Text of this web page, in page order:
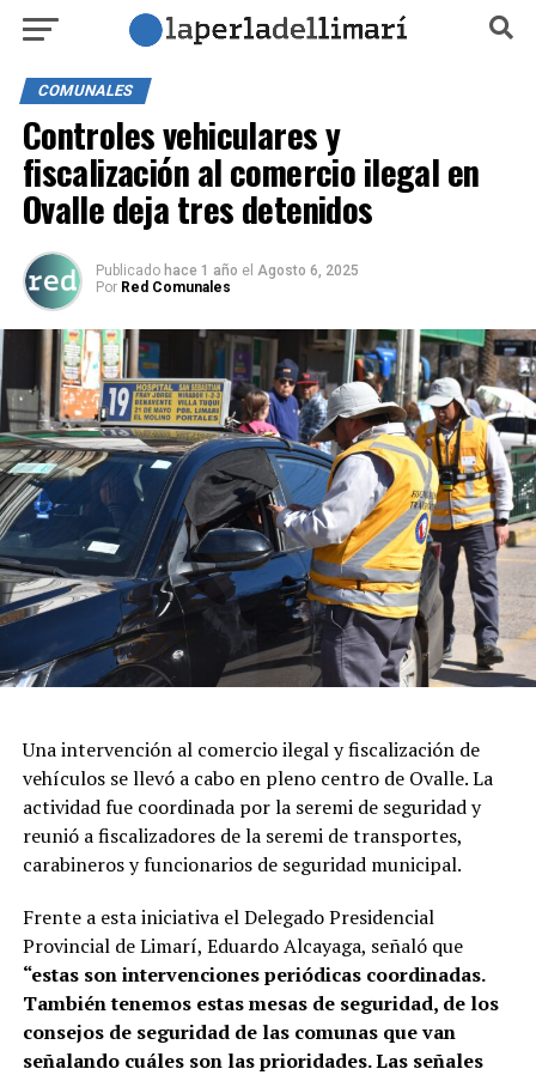
COMUNALES
Controles vehiculares y
fiscalización al comercio ilegal en
Ovalle deja tres detenidos
Publicado hace 1 año el Agosto 6, 2025
Por Red Comunales
Una intervención al comercio ilegal y fiscalización de
vehículos se llevó a cabo en pleno centro de Ovalle. La
actividad fue coordinada por la seremi de seguridad y
reunió a fiscalizadores de la seremi de transportes,
carabineros y funcionarios de seguridad municipal.
Frente a esta iniciativa el Delegado Presidencial
Provincial de Limarí, Eduardo Alcayaga, señaló que
“estas son intervenciones periódicas coordinadas.
También tenemos estas mesas de seguridad, de los
consejos de seguridad de las comunas que van
señalando cuáles son las prioridades. Las señales